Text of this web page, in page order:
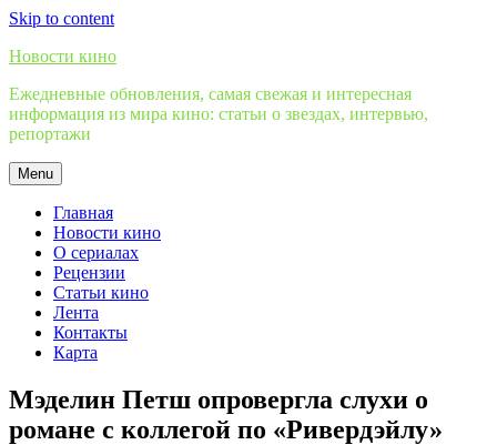
Skip to content
Новости кино
Ежедневные обновления, самая свежая и интересная
информация из мира кино: статьи о звездах, интервью,
репортажи
Menu
Главная
Новости кино
О сериалах
Рецензии
Статьи кино
Лента
Контакты
Карта
Мэделин Петш опровергла слухи о
романе с коллегой по «Ривердэйлу»